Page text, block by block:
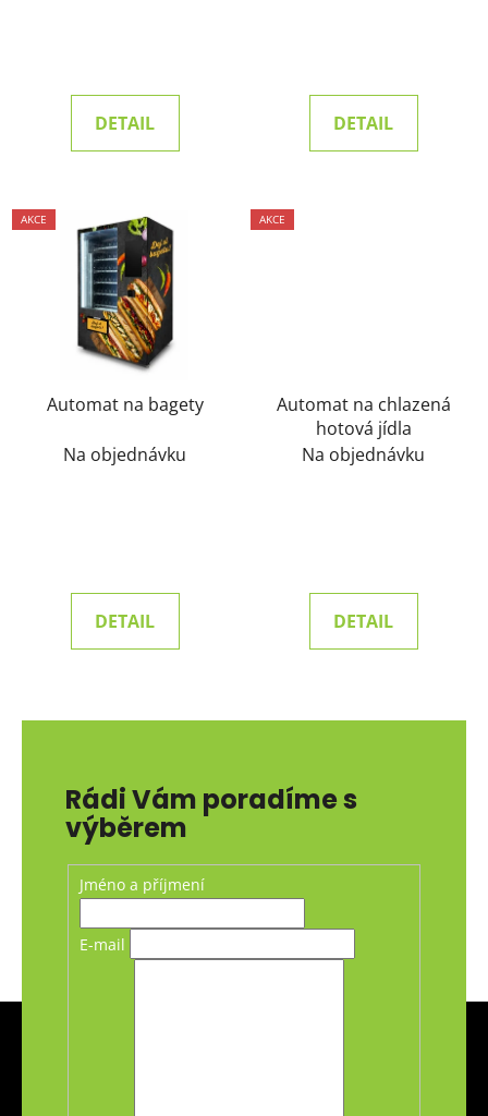
DETAIL DETAIL
AKCE
Automat na bagety
Na objednávku
DETAIL
AKCE
Automat na chlazená
hotová jídla
Na objednávku
DETAIL
Z
Rádi Vám poradíme s
výběrem
Jméno a příjmení
E-mail